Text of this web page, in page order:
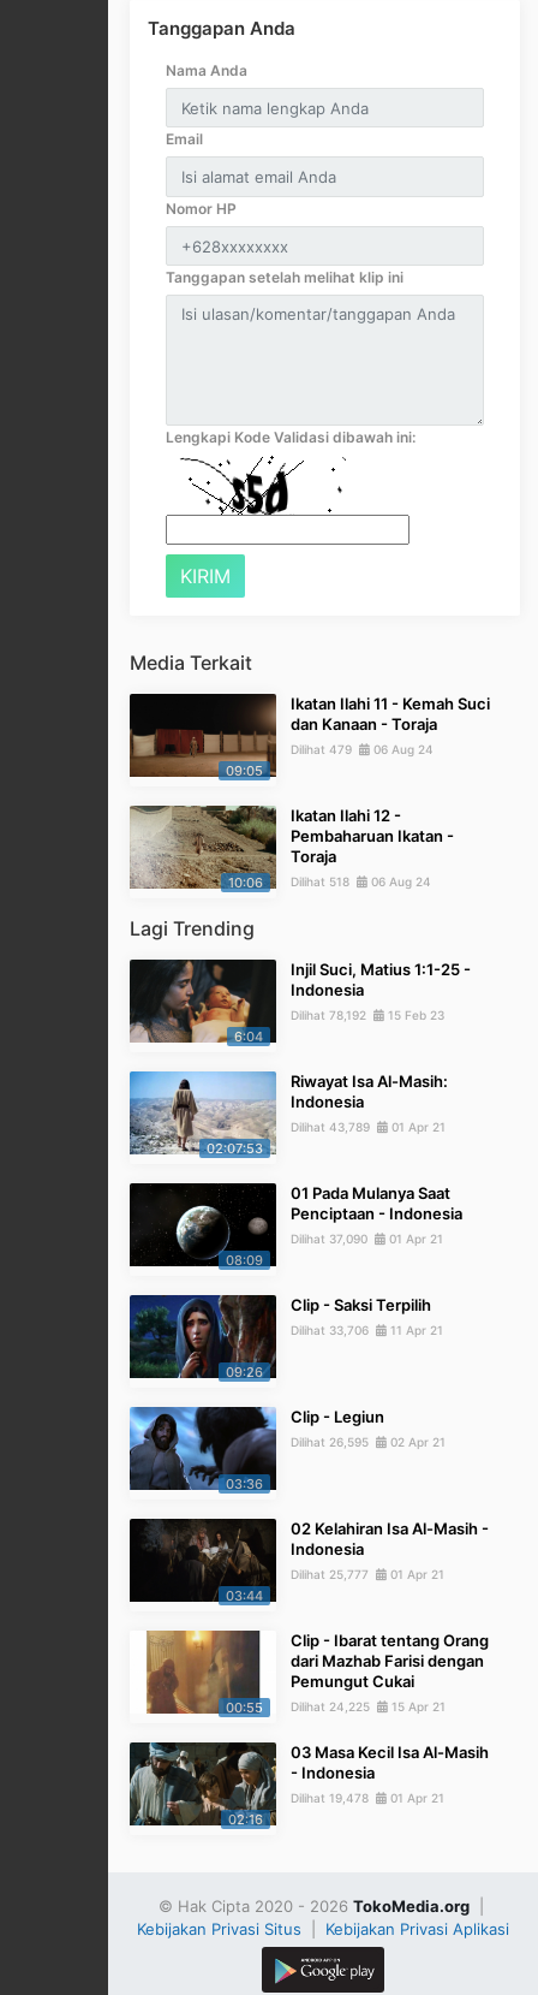
Tanggapan Anda
Nama Anda
Email
Nomor HP
Tanggapan setelah melihat klip ini
Lengkapi Kode Validasi dibawah ini:
Media Terkait
09:05
Ikatan Ilahi 11 - Kemah Suci
dan Kanaan - Toraja
Dilihat 479 06 Aug 24
10:06
Ikatan Ilahi 12 -
Pembaharuan Ikatan -
Toraja
Dilihat 518 06 Aug 24
Lagi Trending
6:04
Injil Suci, Matius 1:1-25 -
Indonesia
Dilihat 78,192 15 Feb 23
02:07:53
Riwayat Isa Al-Masih:
Indonesia
Dilihat 43,789 01 Apr 21
08:09
01 Pada Mulanya Saat
Penciptaan - Indonesia
Dilihat 37,090 01 Apr 21
09:26
Clip - Saksi Terpilih
Dilihat 33,706 11 Apr 21
03:36
Clip - Legiun
Dilihat 26,595 02 Apr 21
03:44
02 Kelahiran Isa Al-Masih -
Indonesia
Dilihat 25,777 01 Apr 21
00:55
Clip - Ibarat tentang Orang
dari Mazhab Farisi dengan
Pemungut Cukai
Dilihat 24,225 15 Apr 21
02:16
03 Masa Kecil Isa Al-Masih
- Indonesia
Dilihat 19,478 01 Apr 21
© Hak Cipta 2020 - 2026 TokoMedia.org|
Kebijakan Privasi Situs
Kebijakan Privasi Aplikasi